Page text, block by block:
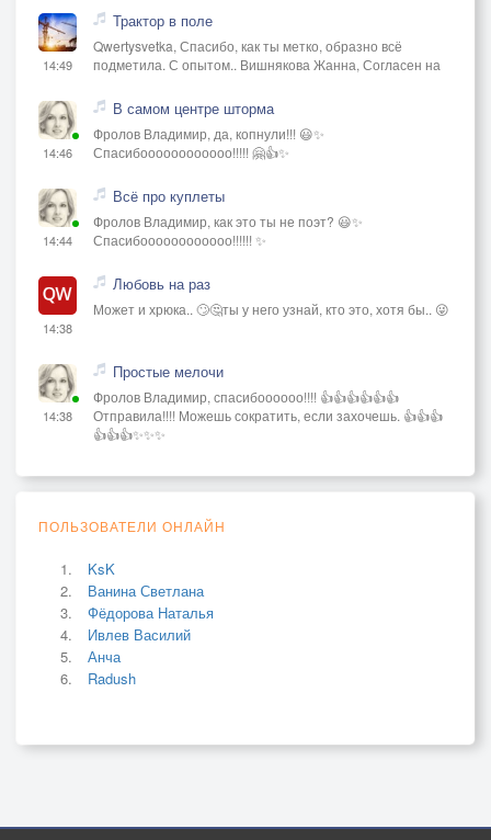
14:49
Трактор в поле
Qwertysvetka, Спасибо, как ты метко, образно всё
подметила. С опытом.. Вишнякова Жанна, Согласен на
14:46
В самом центре шторма
Фролов Владимир, да, копнули!!! 😃✨
Спасибоооооооооооо!!!!! 🤗👍✨
14:44
Всё про куплеты
Фролов Владимир, как это ты не поэт? 😃✨
Спасибоооооооооооо!!!!!! ✨
14:38
Любовь на раз
Может и хрюка.. 🙄🤔ты у него узнай, кто это, хотя бы.. 😜
14:38
Простые мелочи
Фролов Владимир, спасибоооооо!!!! 👍👍👍👍👍👍
Отправила!!!! Можешь сократить, если захочешь. 👍👍👍
👍👍👍✨✨✨
ПОЛЬЗОВАТЕЛИ ОНЛАЙН
KsK
Ванина Светлана
Фёдорова Наталья
Ивлев Василий
Анча
Radush